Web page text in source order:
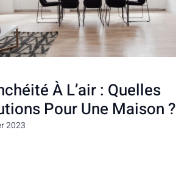
À L’air : Quelles
Pour Une Maison ?
2023